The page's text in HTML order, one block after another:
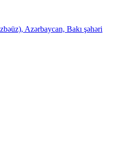
Azərbaycan, Bakı şəhəri